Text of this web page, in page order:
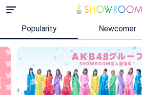
Popularity Newcomer